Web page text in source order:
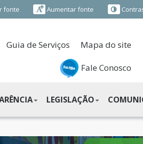
fonte Aumentar fonte
Guia de Serviços Mapa do site
Fale Conosco
LEGISLAÇÃO